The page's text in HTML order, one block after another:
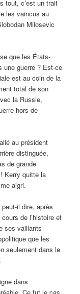
tout, c’est un trait
les vaincus au
Milosevic
que les États-
une guerre ? Est-ce
est au coin de la
total de son
la Russie,
hors de
au président
distinguée,
de grande
Kerry quitte la
aigri.
il dire, après
de l’histoire et
ses vaillants
que les
seulement dans le
dans